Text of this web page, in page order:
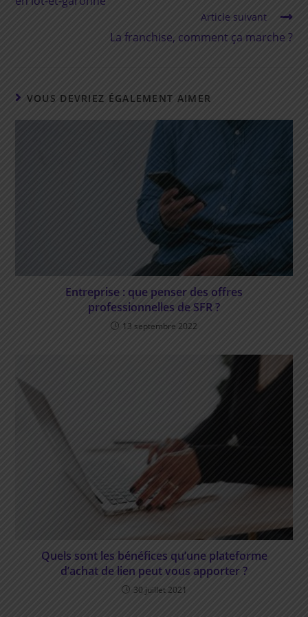
Article suivant
La franchise, comment ça marche ?
VOUS DEVRIEZ ÉGALEMENT AIMER
Entreprise : que penser des offres
professionnelles de SFR ?
13 septembre 2022
Quels sont les bénéfices qu’une plateforme
d’achat de lien peut vous apporter ?
30 juillet 2021